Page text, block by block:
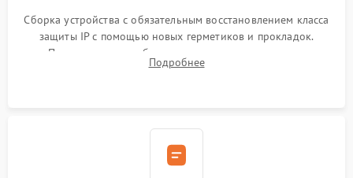
Сборка устройства с обязательным восстановлением класса
защиты IP с помощью новых герметиков и прокладок.
Программная калибровка матрицы по эталонному
абсолютно черному телу для точного измерения температур.
Подробнее